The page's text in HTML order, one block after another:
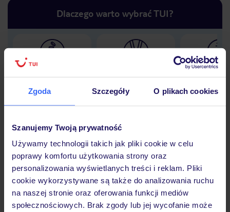
Zgoda Szczegóły O plikach cookies
Szanujemy Twoją prywatność
Używamy technologii takich jak pliki cookie w celu
poprawy komfortu użytkowania strony oraz
personalizowania wyświetlanych treści i reklam. Pliki
cookie wykorzystywane są także do analizowania ruchu
na naszej stronie oraz oferowania funkcji mediów
społecznościowych. Brak zgody lub jej wycofanie może
Dlaczego warto wybrać TUI?
Lider niskich cen
podróży w Polsce
30 lat w
Hotel
Opinie